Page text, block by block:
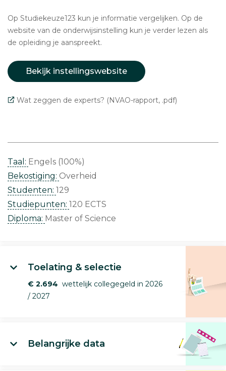
Op Studiekeuze123 kun je informatie vergelijken. Op de
website van de onderwijsinstelling kun je verder lezen als
de opleiding je aanspreekt.
Bekijk instellingswebsite
Wat zeggen de experts? (NVAO-rapport, .pdf)
Taal: Engels (100%)
Bekostiging: Overheid
Studenten: 129
Studiepunten: 120 ECTS
Diploma: Master of Science
Toelating & selectie
€ 2.694 wettelijk collegegeld in 2026
/ 2027
Belangrijke data